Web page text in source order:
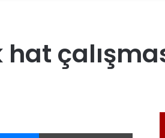
Messenger Yazdır